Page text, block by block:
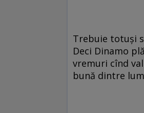
Trebuie totuşi
Deci Dinamo
vremuri cînd
bună dintre